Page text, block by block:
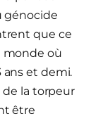
génocide
que ce
monde où
et demi.
la torpeur
être